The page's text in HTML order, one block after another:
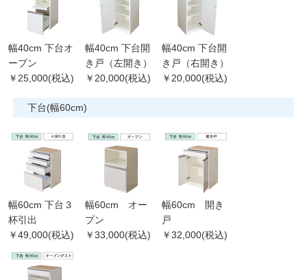
幅40cm 下台オ
ープン
￥25,000(税込)
幅40cm 下台開
き戸（左開き）
￥20,000(税込)
幅40cm 下台開
き戸（右開き）
￥20,000(税込)
下台(幅60cm)
幅60cm 下台３
杯引出
￥49,000(税込)
幅60cm オー
プン
￥33,000(税込)
幅60cm 開き
戸
￥32,000(税込)